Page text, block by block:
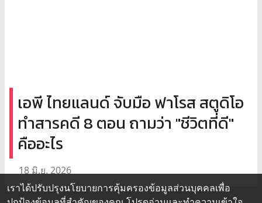
เอพี ไทยแลนด์ จับมือ ฟาโรส สตูดิโอ
ทำสารคดี 8 ตอน ถามว่า "ชีวิตที่ดี"
คืออะไร
18 มิ.ย. 2026
เราได้ปรับปรุงนโยบายการคุ้มครองข้อมูลส่วนบุคคลเพื่อ